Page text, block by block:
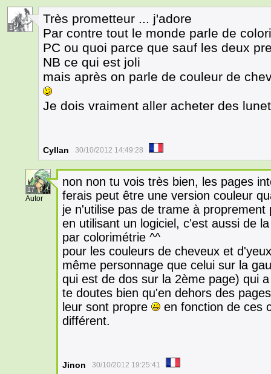
1
Très prometteur ... j'adore
Par contre tout le monde parle de
PC ou quoi parce que sauf les deux
NB ce qui est joli
mais après on parle de couleur de
Je dois vraiment aller acheter des
Cyllan 30/10/2012 14:49:28
17
Autor
non non tu vois très bien, les pages
ferais peut être une version couleur
je n'utilise pas de trame à
en utilisant un logiciel, c'est aussi de
par colorimétrie ^^
pour les couleurs de cheveux et
même personnage que celui sur la
qui est de dos sur la 2ème page) qui
te doutes bien qu'en dehors des
leur sont propre
en fonction de ces
différent.
Jinon 30/10/2012 19:25:41